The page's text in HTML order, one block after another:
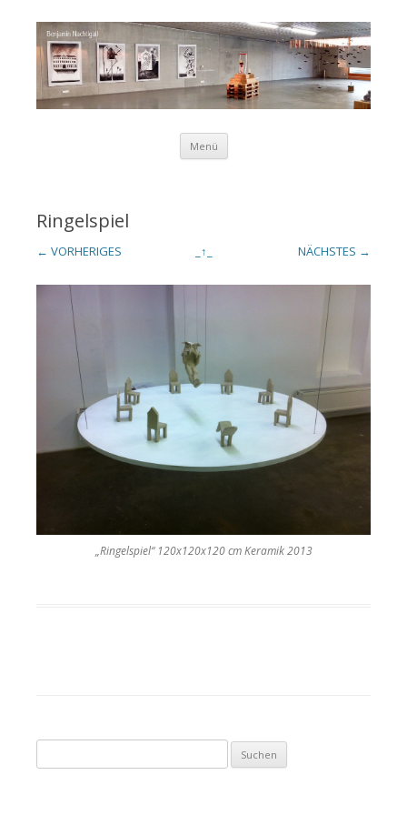
Benjamin
Nachtigall
Menü Zum Inhalt springen
Ringelspiel
← VORHERIGES NÄCHSTES →
_↑_
„Ringelspiel“ 120x120x120 cm Keramik 2013